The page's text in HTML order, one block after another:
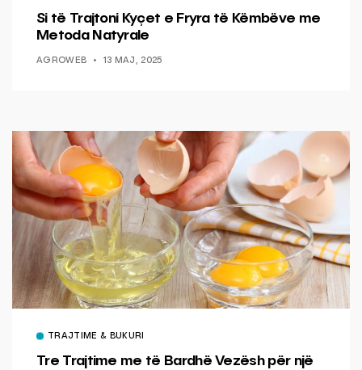
Si të Trajtoni Kyçet e Fryra të Këmbëve me
Metoda Natyrale
AGROWEB 13 MAJ, 2025
TRAJTIME & BUKURI
Tre Trajtime me të Bardhë Vezësh për një